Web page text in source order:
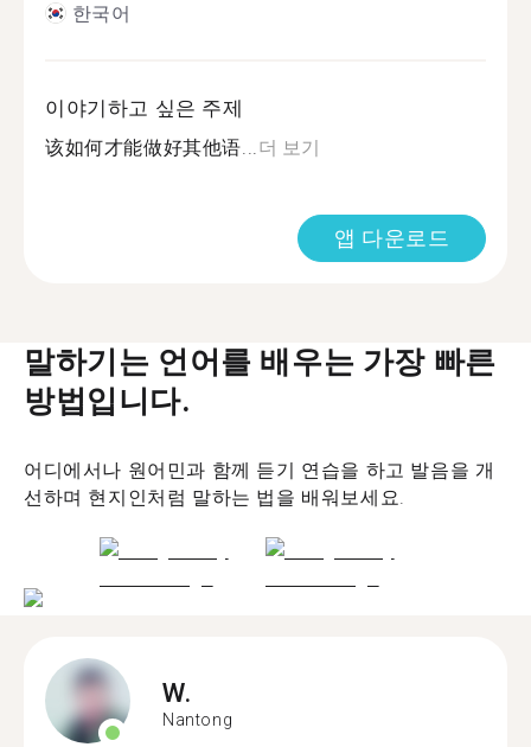
한국어
이야기하고 싶은 주제
该如何才能做好其他语... 더 보기
앱 다운로드
말하기는 언어를 배우는 가장 빠른
방법입니다.
어디에서나 원어민과 함께 듣기 연습을 하고 발음을 개
선하며 현지인처럼 말하는 법을 배워보세요.
W.
Nantong